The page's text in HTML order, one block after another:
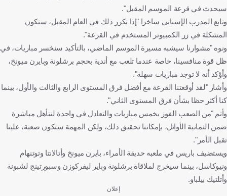
سيحدث في قرعة الموسم المقبل".
وتابع المدرب الإسباني ساخرا "إذا تكرر ذلك في العام المقبل، ستكون
المشكلة في زر الكمبيوتر المستخدم في القرعة".
ونوه "مشوارنا سيشبه مسيرة الموسم الماضي، بالتأكيد سنخسر مباريات، في
ظل قوة منافسينا، خاصة عندما تلعب مع أندية بحجم برشلونة وبايرن ميونخ،
وأؤكد أنه لا توجد مباريات سهلة".
وأشار "لقد أوقعتنا القرعة مع أفضل فرق المستوى الرابع والثالث والأول، بينما
كنا أكثر حظا بشأن فرق المستوى الثاني".
وأتم "من الصعب الفوز بخمس مباريات والتعادل في واحدة لنتأهل مباشرة
ضمن الثمانية الأوائل، بإمكاننا تحقيق ذلك، ولكن المهمة ستكون صعبة، علينا
تقبل الأمر".
ويستضيف باريس في ملعبه حديقة الأمراء، بايرن ميونخ وأتالانتا وتوتنهام
ونيوكاسل، بينما سيخرج لملاقاة برشلونة وباير ليفركوزن وسبورتينج لشبونة
وأتلتيك بيلباو.
إعلان